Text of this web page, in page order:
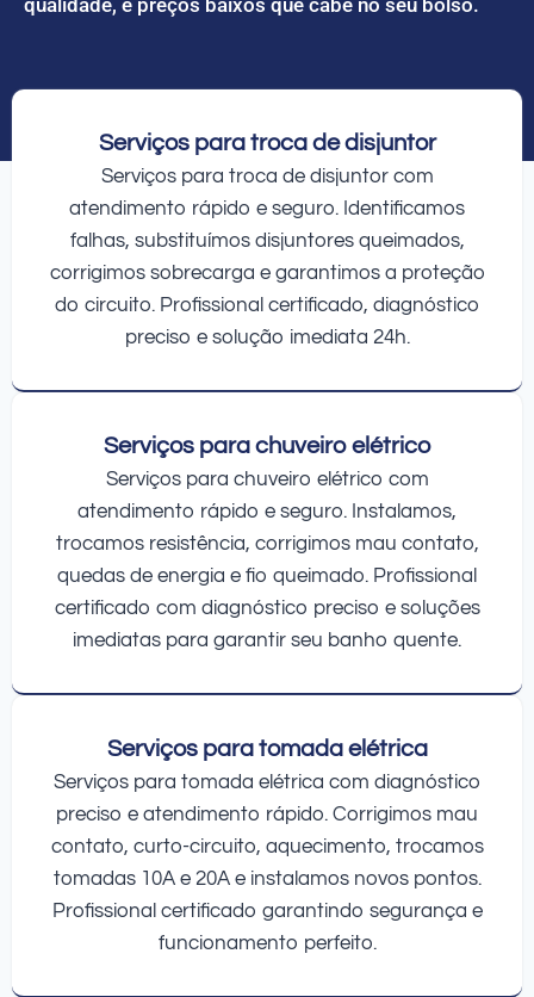
Serviços para troca de disjuntor
Serviços para troca de disjuntor com
atendimento rápido e seguro. Identificamos
falhas, substituímos disjuntores queimados,
corrigimos sobrecarga e garantimos a proteção
do circuito. Profissional certificado, diagnóstico
preciso e solução imediata 24h.
Serviços para chuveiro elétrico
Serviços para chuveiro elétrico com
atendimento rápido e seguro. Instalamos,
trocamos resistência, corrigimos mau contato,
quedas de energia e fio queimado. Profissional
certificado com diagnóstico preciso e soluções
imediatas para garantir seu banho quente.
Serviços para tomada elétrica
Serviços para tomada elétrica com diagnóstico
preciso e atendimento rápido. Corrigimos mau
contato, curto-circuito, aquecimento, trocamos
tomadas 10A e 20A e instalamos novos pontos.
Profissional certificado garantindo segurança e
funcionamento perfeito.